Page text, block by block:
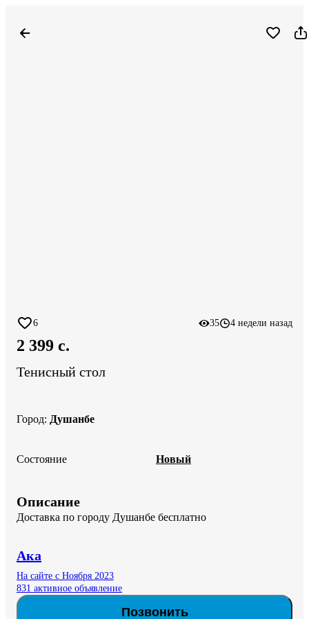
6 35 4 недели назад
2 399 c.
Тенисный стол
Город: Душанбе
Состояние Новый
Описание
Доставка по городу Душанбе бесплатно
Ака
На сайте с Ноября 2023
831 активное объявление
Позвонить